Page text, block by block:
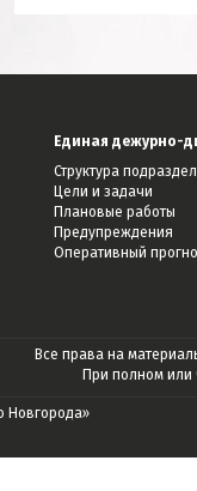
Единая дежурно-
Структура
Цели и задачи
Плановые работы
Предупреждения
Оперативный
Все права на
При полном или
Новгорода»